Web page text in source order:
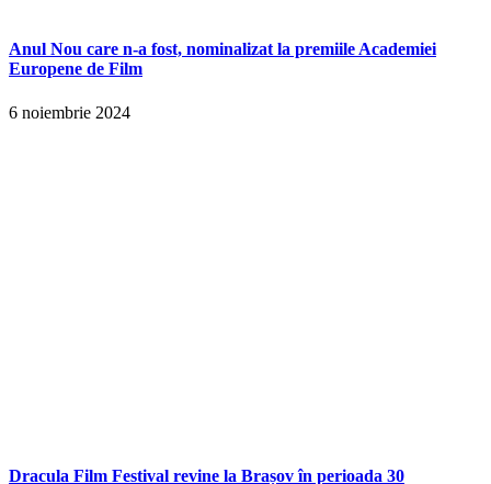
Anul Nou care n-a fost, nominalizat la premiile Academiei
Europene de Film
6 noiembrie 2024
Dracula Film Festival revine la Brașov în perioada 30